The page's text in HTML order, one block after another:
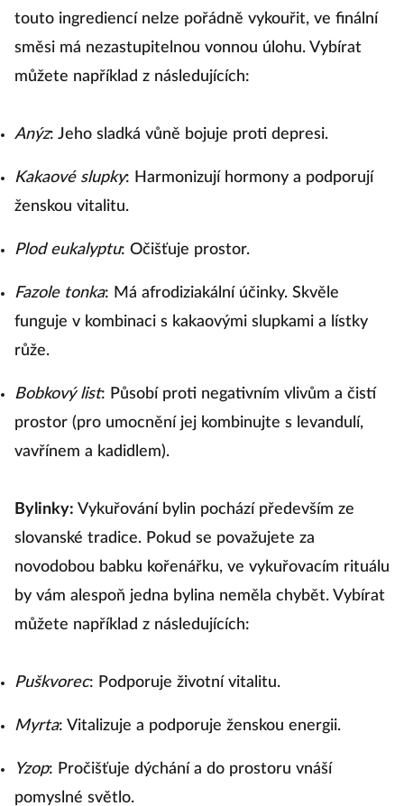
touto ingrediencí nelze pořádně vykouřit, ve finální
směsi má nezastupitelnou vonnou úlohu. Vybírat
můžete například z následujících:
Anýz: Jeho sladká vůně bojuje proti depresi.
Kakaové slupky: Harmonizují hormony a podporují
ženskou vitalitu.
Plod eukalyptu: Očišťuje prostor.
Fazole tonka: Má afrodiziakální účinky. Skvěle
funguje v kombinaci s kakaovými slupkami a lístky
růže.
Bobkový list: Působí proti negativním vlivům a čistí
prostor (pro umocnění jej kombinujte s levandulí,
vavřínem a kadidlem).
Bylinky: Vykuřování bylin pochází především ze
slovanské tradice. Pokud se považujete za
novodobou babku kořenářku, ve vykuřovacím rituálu
by vám alespoň jedna bylina neměla chybět. Vybírat
můžete například z následujících:
Puškvorec: Podporuje životní vitalitu.
Myrta: Vitalizuje a podporuje ženskou energii.
Yzop: Pročišťuje dýchání a do prostoru vnáší
pomyslné světlo.